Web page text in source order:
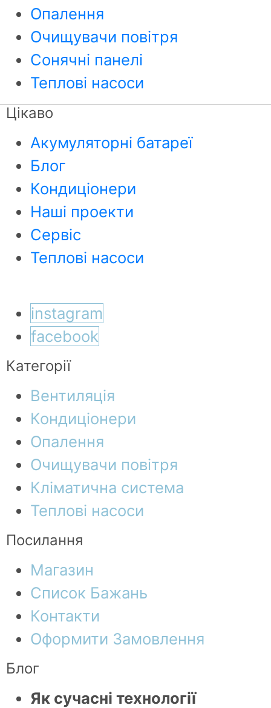
Опалення
Очищувачи повітря
Сонячні панелі
Теплові насоси
Цікаво
Акумуляторні батареї
Блог
Кондиціонери
Наші проекти
Сервіс
Теплові насоси
instagram
facebook
Категорії
Вентиляція
Кондиціонери
Опалення
Очищувачи повітря
Кліматична система
Теплові насоси
Посилання
Магазин
Список Бажань
Контакти
Оформити Замовлення
Блог
Як сучасні технології